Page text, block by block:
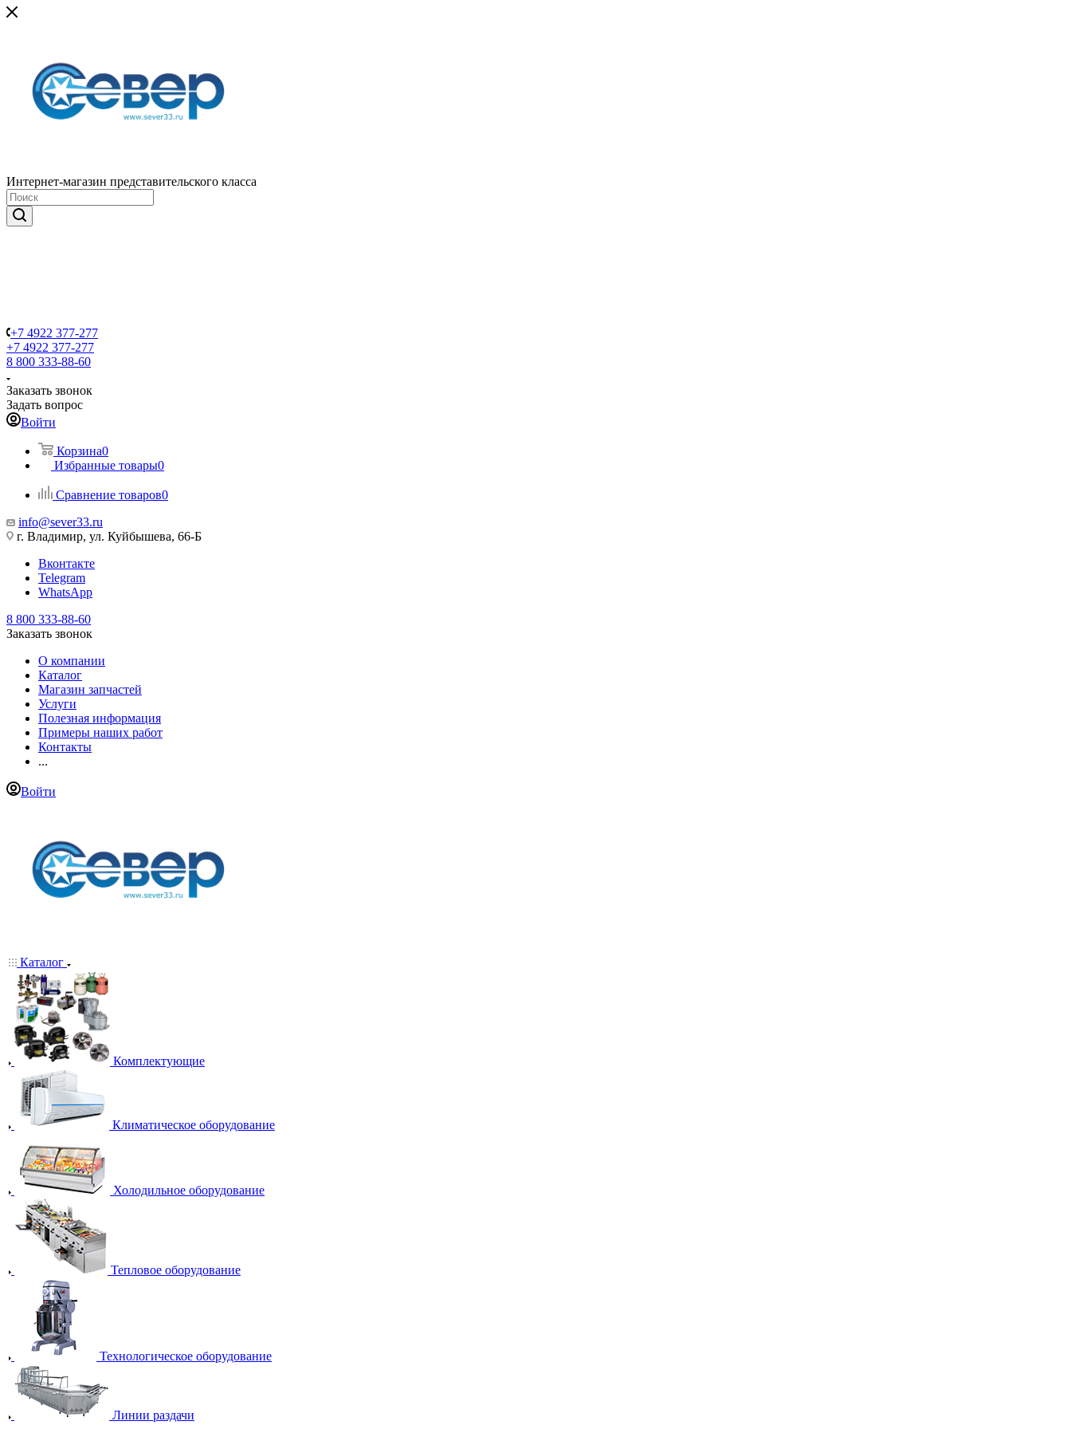
Интернет-магазин представительского класса
+7 4922 377-277
+7 4922 377-277
8 800 333-88-60
Заказать звонок
Задать вопрос
Войти
Корзина0
Избранные товары0
Сравнение товаров0
info@sever33.ru
г. Владимир, ул. Куйбышева, 66-Б
Вконтакте
Telegram
WhatsApp
8 800 333-88-60
Заказать звонок
О компании
Каталог
Магазин запчастей
Услуги
Полезная информация
Примеры наших работ
Контакты
...
Войти
Каталог
Комплектующие
Климатическое оборудование
Холодильное оборудование
Тепловое оборудование
Технологическое оборудование
Линии раздачи